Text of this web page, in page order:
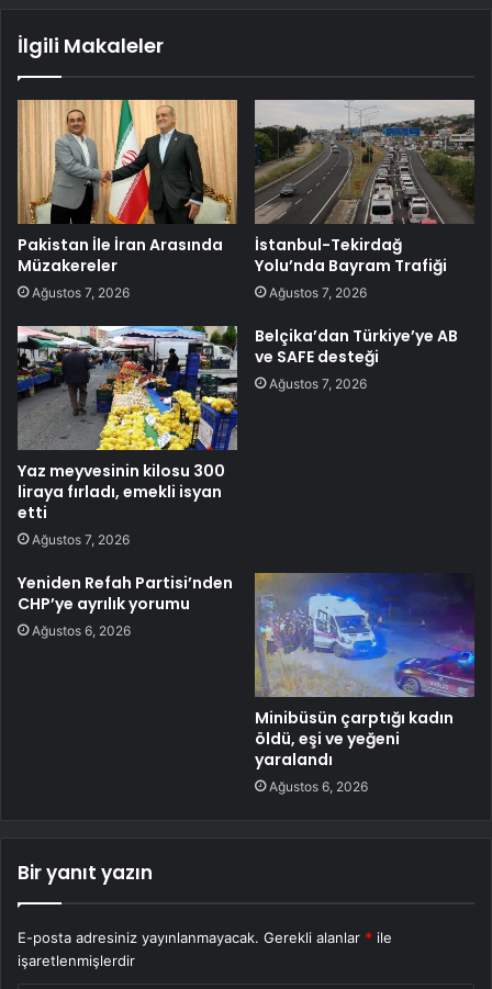
İlgili Makaleler
Pakistan İle İran Arasında
Müzakereler
Ağustos 7, 2026
İstanbul-Tekirdağ
Yolu’nda Bayram Trafiği
Ağustos 7, 2026
Yaz meyvesinin kilosu 300
liraya fırladı, emekli isyan
etti
Ağustos 7, 2026
Belçika’dan Türkiye’ye AB
ve SAFE desteği
Ağustos 7, 2026
Yeniden Refah Partisi’nden
CHP’ye ayrılık yorumu
Ağustos 6, 2026
Minibüsün çarptığı kadın
öldü, eşi ve yeğeni
yaralandı
Ağustos 6, 2026
Bir yanıt yazın
E-posta adresiniz yayınlanmayacak. Gerekli alanlar * ile
işaretlenmişlerdir